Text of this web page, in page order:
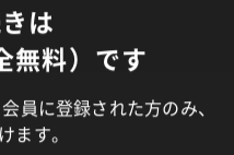
は
無料）です
員に登録された方のみ、
ます。